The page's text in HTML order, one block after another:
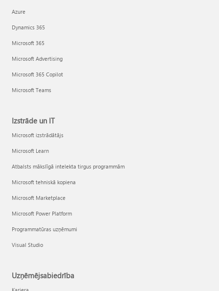
Azure
Dynamics 365
Microsoft 365
Microsoft Advertising
Microsoft 365 Copilot
Microsoft Teams
Izstrāde un IT
Microsoft izstrādātājs
Microsoft Learn
Atbalsts mākslīgā intelekta tirgus programmām
Microsoft tehniskā kopiena
Microsoft Marketplace
Microsoft Power Platform
Programmatūras uzņēmumi
Visual Studio
Uzņēmējsabiedrība